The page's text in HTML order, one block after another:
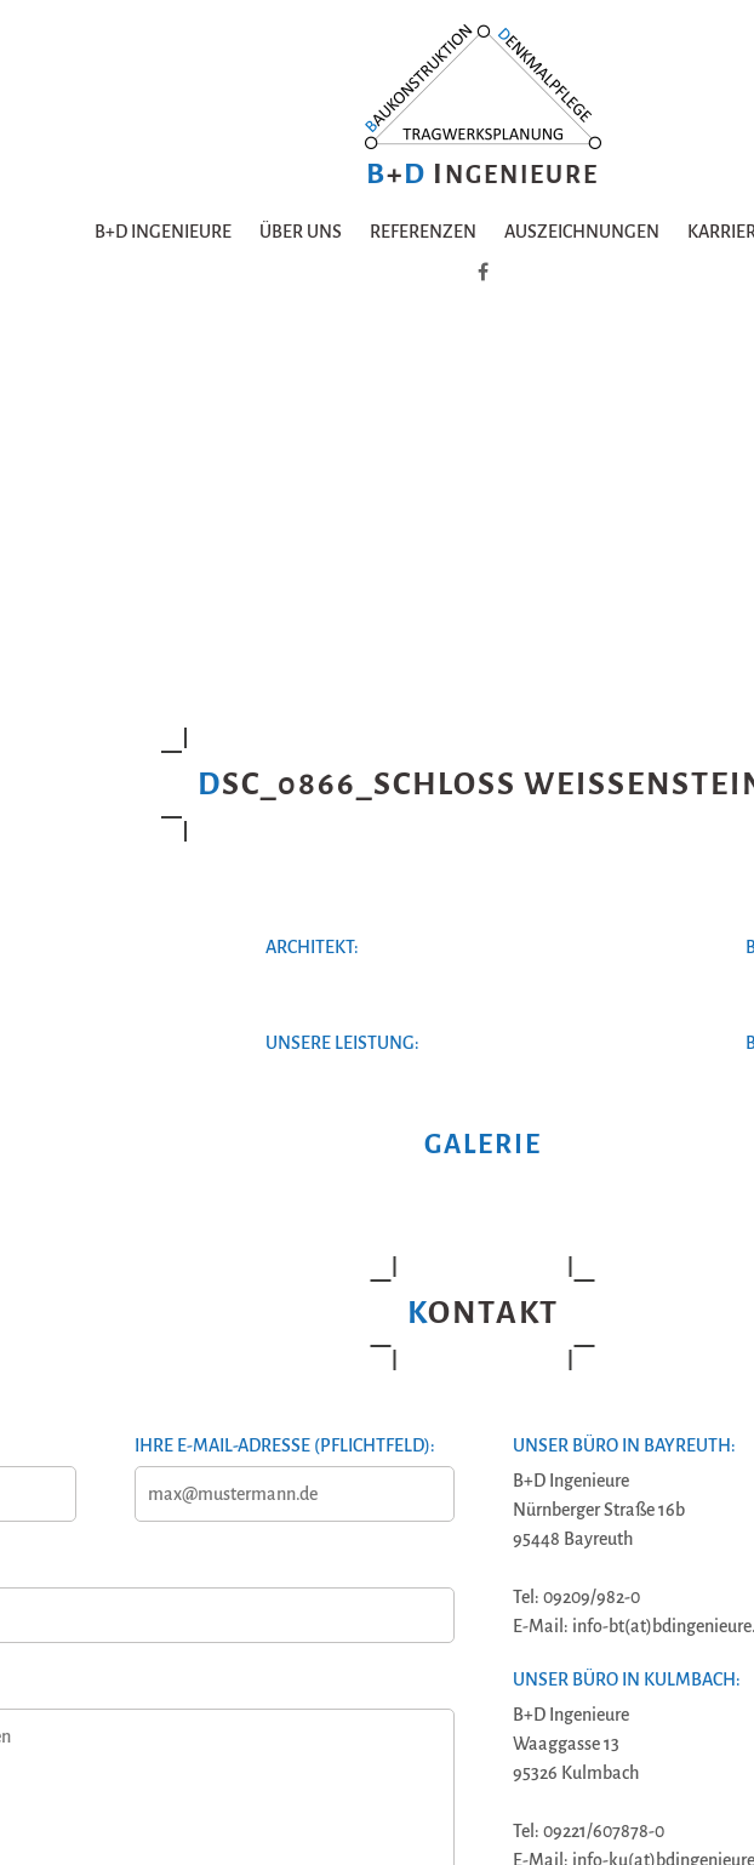
B+D I NGENIEURE
B+D INGENIEURE ÜBER UNS REFERENZEN AUSZEICHNUNGEN
DSC_0866_SCHLOSS WEISSENSTEIN
ARCHITEKT:
UNSERE LEISTUNG:
GALERIE
KONTAKT
IHRE E-MAIL-ADRESSE (PFLICHTFELD):
UNSER BÜRO IN BAYREUTH:
B+D Ingenieure
Nürnberger Straße 16b
95448 Bayreuth
Tel: 09209/982-0
E-Mail: info-
UNSER BÜRO IN KULMBACH:
B+D Ingenieure
Waaggasse 13
95326 Kulmbach
Tel: 09221/607878-0
E-Mail: info-